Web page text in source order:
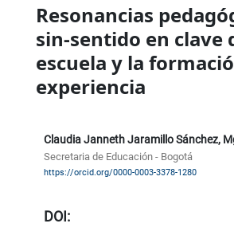
Resonancias
sin-sentido en clave
escuela y la
experiencia
Claudia Janneth Jaramillo Sánchez,
Secretaria de Educación - Bogotá
https://orcid.org/0000-0003-3378-1280
DOI: